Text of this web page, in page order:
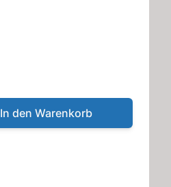
Menge
In den Warenkorb